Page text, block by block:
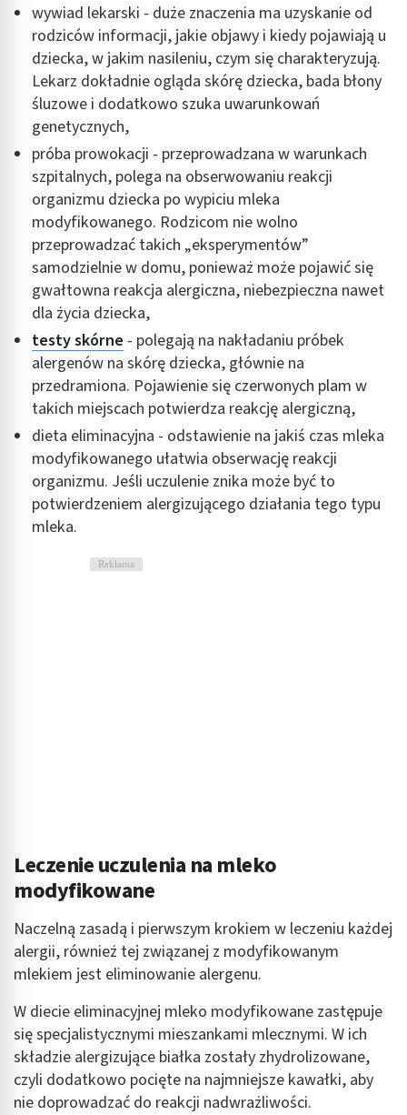
wywiad lekarski - duże znaczenia ma uzyskanie od
rodziców informacji, jakie objawy i kiedy pojawiają u
dziecka, w jakim nasileniu, czym się charakteryzują.
Lekarz dokładnie ogląda skórę dziecka, bada błony
śluzowe i dodatkowo szuka uwarunkowań
genetycznych,
próba prowokacji - przeprowadzana w warunkach
szpitalnych, polega na obserwowaniu reakcji
organizmu dziecka po wypiciu mleka
modyfikowanego. Rodzicom nie wolno
przeprowadzać takich „eksperymentów”
samodzielnie w domu, ponieważ może pojawić się
gwałtowna reakcja alergiczna, niebezpieczna nawet
dla życia dziecka,
testy skórne - polegają na nakładaniu próbek
alergenów na skórę dziecka, głównie na
przedramiona. Pojawienie się czerwonych plam w
takich miejscach potwierdza reakcję alergiczną,
dieta eliminacyjna - odstawienie na jakiś czas mleka
modyfikowanego ułatwia obserwację reakcji
organizmu. Jeśli uczulenie znika może być to
potwierdzeniem alergizującego działania tego typu
mleka.
Reklama
Leczenie uczulenia na mleko
modyfikowane
Naczelną zasadą i pierwszym krokiem w leczeniu każdej
alergii, również tej związanej z modyfikowanym
mlekiem jest eliminowanie alergenu.
W diecie eliminacyjnej mleko modyfikowane zastępuje
się specjalistycznymi mieszankami mlecznymi. W ich
składzie alergizujące białka zostały zhydrolizowane,
czyli dodatkowo pocięte na najmniejsze kawałki, aby
nie doprowadzać do reakcji nadwrażliwości.
kombinacji danych z różnych źródeł
Rozwój i ulepszanie usług
Wykorzystywanie ograniczonych danych do
wyboru treści
Funkcje specjalne IAB:
Użycie dokładnych danych geolokalizacyjnych
Identyfikowanie urządzeń na podstawie
aktywnie żądanych informacji
Cele przetwarzania inne niż IAB:
Niezbędne
Wydajność (Performance)
Reklama / śledzenie